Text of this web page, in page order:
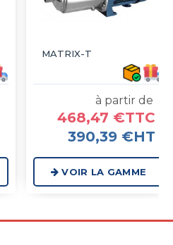
MATRIX-T
à partir de
468,47 €TTC
390,39 €HT
VOIR LA GAMME